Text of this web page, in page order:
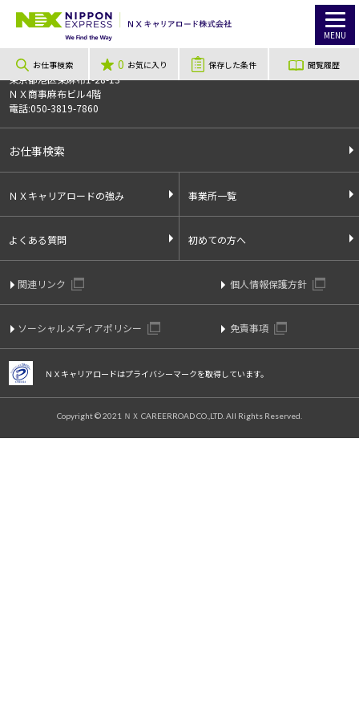
MENU
お仕事検索 0 お気に入り 保存した条件 閲覧履歴
TOP お仕事検索
012766
〒106-0044
東京都港区東麻布1-28-13
ＮＸ商事麻布ビル4階
電話:050-3819-7860
お仕事検索
ＮＸキャリアロードの強み 事業所一覧
よくある質問 初めての方へ
関連リンク 個人情報保護方針
ソーシャルメディアポリシー 免責事項
ＮＸキャリアロードはプライバシーマークを取得しています。
Copyright © 2021 ＮＸ CAREERROAD CO.,LTD. All Rights Reserved.